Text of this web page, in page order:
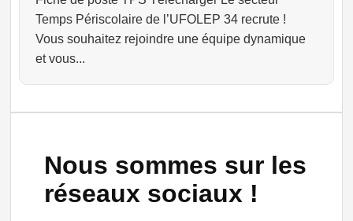
Temps Périscolaire de l’UFOLEP 34 recrute !
Vous souhaitez rejoindre une équipe dynamique
et vous...
Nous sommes sur les
réseaux sociaux !